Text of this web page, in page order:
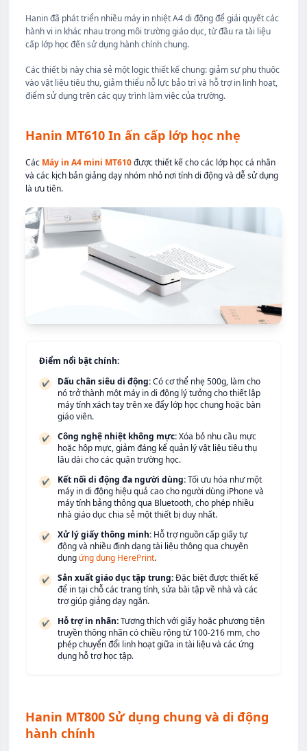
Hanin đã phát triển nhiều máy in nhiệt A4 di động để giải quyết các
hành vi in khác nhau trong môi trường giáo dục, từ đầu ra tài liệu
cấp lớp học đến sử dụng hành chính chung.
Các thiết bị này chia sẻ một logic thiết kế chung: giảm sự phụ thuộc
vào vật liệu tiêu thụ, giảm thiểu nỗ lực bảo trì và hỗ trợ in linh hoạt,
điểm sử dụng trên các quy trình làm việc của trường.
Hanin MT610 In ấn cấp lớp học nhẹ
Các Máy in A4 mini MT610được thiết kế cho các lớp học cá nhân
và các kịch bản giảng dạy nhóm nhỏ nơi tính di động và dễ sử dụng
là ưu tiên.
Điểm nổi bật chính:
✔ Dấu chân siêu di động:Có cơ thể nhẹ 500g, làm cho
nó trở thành một máy in di động lý tưởng cho thiết lập
máy tính xách tay trên xe đẩy lớp học chung hoặc bàn
giáo viên.
✔ Công nghệ nhiệt không mực:Xóa bỏ nhu cầu mực
hoặc hộp mực, giảm đáng kể quản lý vật liệu tiêu thụ
lâu dài cho các quận trường học.
✔ Kết nối di động đa người dùng:Tối ưu hóa như một
máy in di động hiệu quả cao cho người dùng iPhone và
máy tính bảng thông qua Bluetooth, cho phép nhiều
nhà giáo dục chia sẻ một thiết bị duy nhất.
✔ Xử lý giấy thông minh: Hỗ trợ nguồn cấp giấy tự
động và nhiều định dạng tài liệu thông qua chuyên
dụng ứng dụng HerePrint.
✔ Sản xuất giáo dục tập trung:Đặc biệt được thiết kế
để in tại chỗ các trang tính, sửa bài tập về nhà và các
trợ giúp giảng dạy ngắn.
✔ Hỗ trợ in nhãn:Tương thích với giấy hoặc phương tiện
truyền thông nhãn có chiều rộng từ 100-216 mm, cho
phép chuyển đổi linh hoạt giữa in tài liệu và các ứng
dụng hỗ trợ học tập.
Hanin MT800 Sử dụng chung và di động
hành chính